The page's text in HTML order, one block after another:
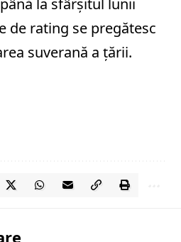
la sfârşitul lunii
de rating se pregătesc
suverană a ţării.